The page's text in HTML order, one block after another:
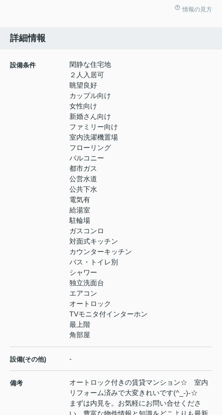
情報の見方
詳細情報
設備条件
閑静な住宅地
２人入居可
眺望良好
カップル向け
女性向け
新婚さん向け
ファミリー向け
室内洗濯機置場
フローリング
バルコニー
都市ガス
公営水道
公共下水
電気有
給湯室
駐輪場
ガスコンロ
対面式キッチン
カウンターキッチン
バス・トイレ別
シャワー
独立洗面台
エアコン
オートロック
TVモニタ付インターホン
最上階
角部屋
設備(その他) -
備考
オートロック付きの賃貸マンション☆ 室内
リフォーム済みで大変きれいです(^_-)-☆
まずは内見を。お気軽にお問い合せくださ
い。豊富な物件情報と知識をどこよりも最新